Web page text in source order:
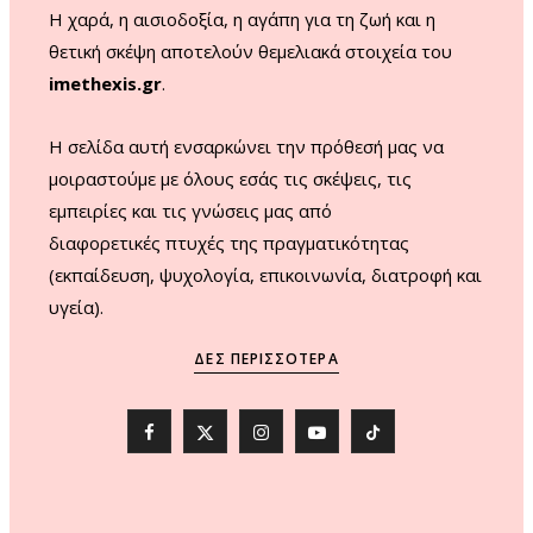
Η χαρά, η αισιοδοξία, η αγάπη για τη ζωή και η
θετική σκέψη αποτελούν θεμελιακά στοιχεία του
imethexis.gr.
H σελίδα αυτή ενσαρκώνει την πρόθεσή μας να
μοιραστούμε με όλους εσάς τις σκέψεις, τις
εμπειρίες και τις γνώσεις μας από
διαφορετικές πτυχές της πραγματικότητας
(εκπαίδευση, ψυχολογία, επικοινωνία, διατροφή και
υγεία).
ΔΕΣ ΠΕΡΙΣΣΌΤΕΡΑ
F
X
I
Y
T